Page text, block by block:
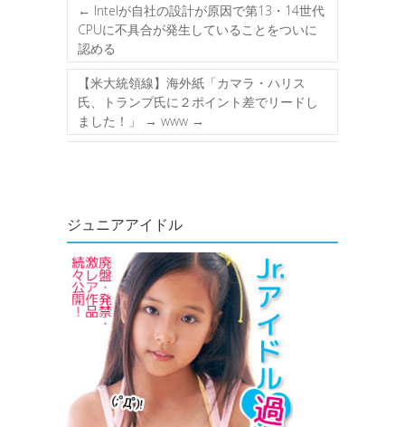
← Intelが自社の設計が原因で第13・14世代
CPUに不具合が発生していることをついに
認める
【米大統領線】海外紙「カマラ・ハリス
氏、トランプ氏に２ポイント差でリードし
ました！」 → www →
ジュニアアイドル